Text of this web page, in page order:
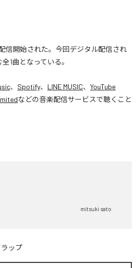
信開始された。今回デジタル配信され
1曲となっている。
、 Spotify、 LINE MUSIC、 YouTube
などの音楽配信サービスで聴くこと
mitsuki sato
ップ